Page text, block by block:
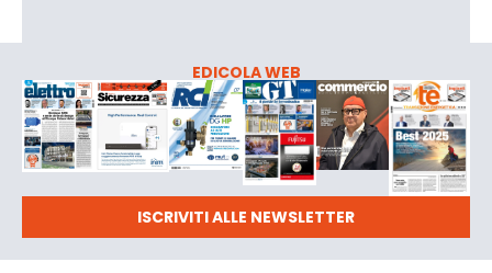
EDICOLA WEB
ISCRIVITI ALLE NEWSLETTER